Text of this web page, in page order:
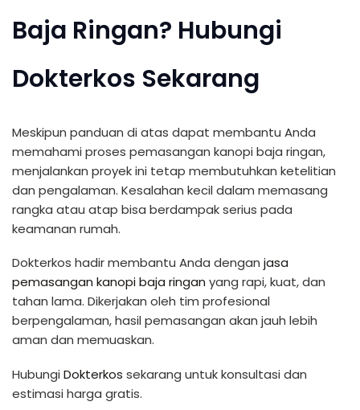
Baja Ringan? Hubungi
Dokterkos Sekarang
Meskipun panduan di atas dapat membantu Anda
memahami proses pemasangan kanopi baja ringan,
menjalankan proyek ini tetap membutuhkan ketelitian
dan pengalaman. Kesalahan kecil dalam memasang
rangka atau atap bisa berdampak serius pada
keamanan rumah.
Dokterkos hadir membantu Anda dengan jasa
pemasangan kanopi baja ringan yang rapi, kuat, dan
tahan lama. Dikerjakan oleh tim profesional
berpengalaman, hasil pemasangan akan jauh lebih
aman dan memuaskan.
Hubungi Dokterkos sekarang untuk konsultasi dan
estimasi harga gratis.